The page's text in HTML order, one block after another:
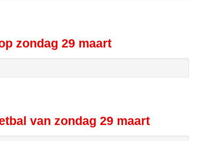
zondag 29 maart
van zondag 29 maart